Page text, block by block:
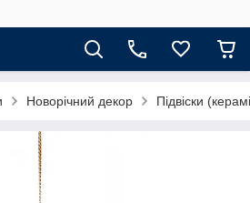
Новорічний декор Підвіски